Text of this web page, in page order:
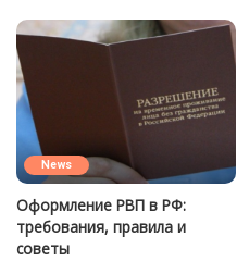
News
Оформление РВП в РФ:
требования, правила и
советы